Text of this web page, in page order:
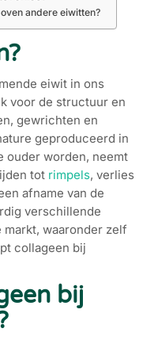
andere eiwitten?
eiwit in ons
voor de structuur en
gewrichten en
geproduceerd in
ouder worden, neemt
tot rimpels, verlies
afname van de
verschillende
waaronder zelf
collageen bij
bij